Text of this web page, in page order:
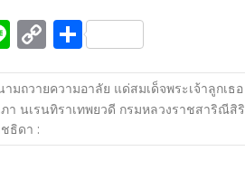
y
Li
n
k
e
Li
n
e
C
o
p
y
Li
S
h
ar
e
มถวายความอาลัย แด่สมเด็จพระเจ้าลูกเธอ
า นเรนทิราเทพยวดี กรมหลวงราชสาริณีสิริ
ธิดา :